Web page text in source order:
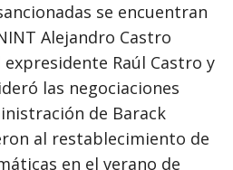
se encuentran
Alejandro Castro
Raúl Castro y
las negociaciones
de Barack
al restablecimiento de
en el verano de